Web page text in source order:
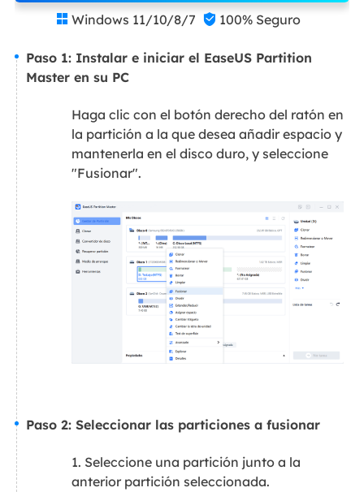
 Windows 11/10/8/7  100% Seguro
Paso 1: Instalar e iniciar el EaseUS Partition
Master en su PC
Haga clic con el botón derecho del ratón en
la partición a la que desea añadir espacio y
mantenerla en el disco duro, y seleccione
"Fusionar".
Paso 2: Seleccionar las particiones a fusionar
1. Seleccione una partición junto a la
anterior partición seleccionada.